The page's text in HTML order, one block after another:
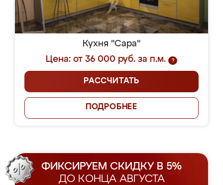
Кухня "Сара"
Цена: от 36 000 руб. за п.м.
?
РАССЧИТАТЬ
ПОДРОБНЕЕ
ФИКСИРУЕМ СКИДКУ В 5%
ДО КОНЦА АВГУСТА